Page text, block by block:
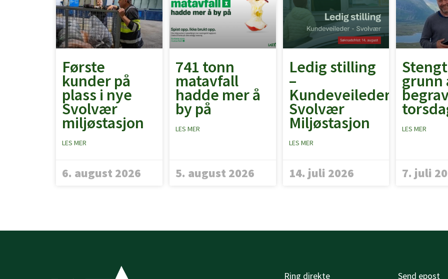
Første
kunder på
plass i nye
Svolvær
miljøstasjon
LES MER
6. august 2026
741 tonn
matavfall
hadde mer å
by på
LES MER
5. august 2026
Ledig stilling
–
Kundeveileder
Svolvær
Miljøstasjon
LES MER
14. juli 2026
grunn
LES MER
7. juli
Ring direkte Send epost